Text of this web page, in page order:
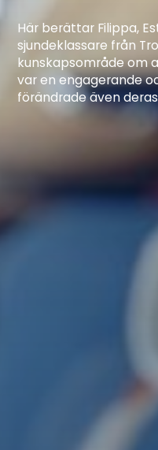
Här berättar Filippa,
sjundeklassare från
kunskapsområde om
var en engagerande
förändrade även